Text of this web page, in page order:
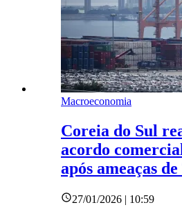
Macroeconomia
Coreia do Sul
acordo
após ameaças
27/01/2026 | 10:59